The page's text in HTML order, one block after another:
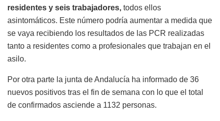
residentes y seis trabajadores, todos ellos
asintomáticos. Este número podría aumentar a medida que
se vaya recibiendo los resultados de las PCR realizadas
tanto a residentes como a profesionales que trabajan en el
asilo.
Por otra parte la junta de Andalucía ha informado de 36
nuevos positivos tras el fin de semana con lo que el total
de confirmados asciende a 1132 personas.